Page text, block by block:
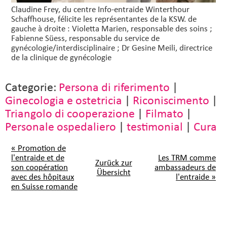
Claudine Frey, du centre Info-entraide Winterthour
Schaffhouse, félicite les représentantes de la KSW. de
gauche à droite : Violetta Marien, responsable des soins ;
Fabienne Süess, responsable du service de
gynécologie/interdisciplinaire ; Dr Gesine Meili, directrice
de la clinique de gynécologie
Categorie: Persona di riferimento |
Ginecologia e ostetricia | Riconiscimento |
Triangolo di cooperazione | Filmato |
Personale ospedaliero | testimonial | Cura
« Promotion de
l'entraide et de
son coopération
avec des hôpitaux
en Suisse romande
Zurück zur
Übersicht
Les TRM comme
ambassadeurs de
l'entraide »